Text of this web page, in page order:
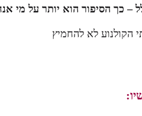
כך הסיפור הוא יותר על מי